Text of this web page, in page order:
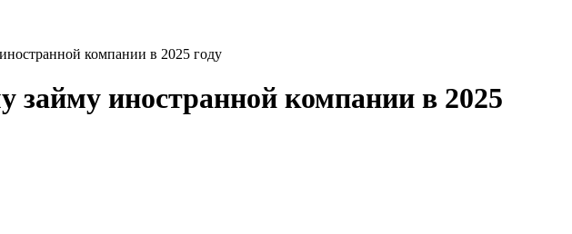
компании в 2025 году
займу иностранной компании в 2025